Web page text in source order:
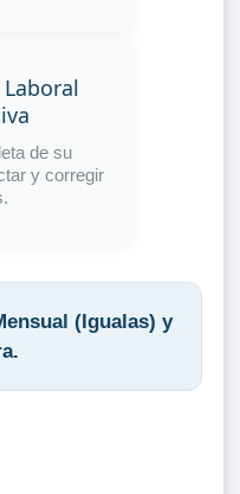
de su
y corregir
(Igualas) y